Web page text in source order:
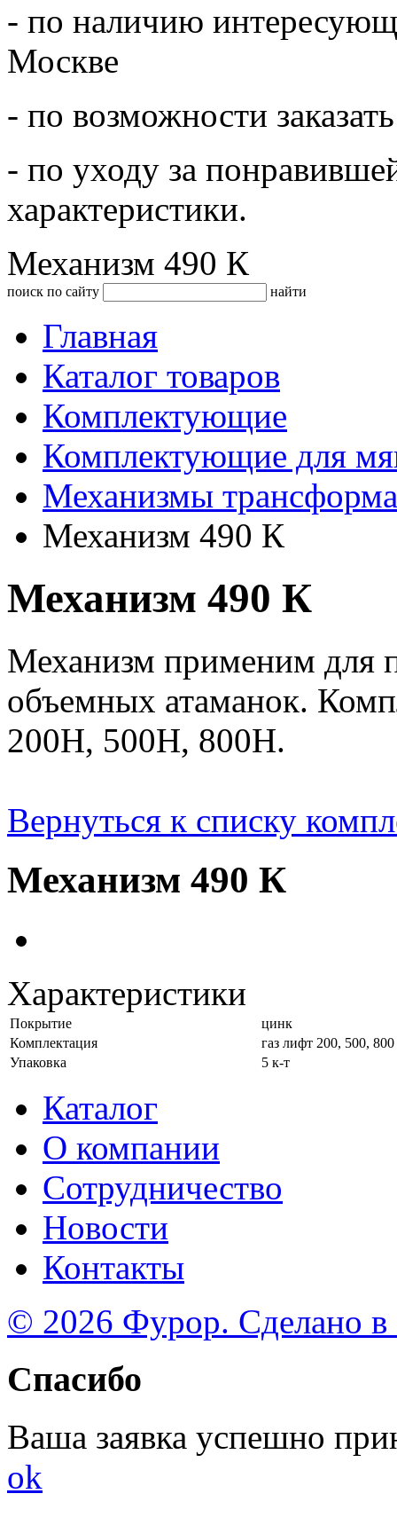
- по наличию
Москве
- по возможности
- по уходу за
характеристики.
Механизм 490 К
поиск по сайту найти
Главная
Каталог товаров
Комплектующие
Комплектующие для
Механизмы
Механизм 490 К
Механизм 490 К
Механизм применим для
объемных атаманок.
200Н, 500Н, 800Н.
Вернуться к списку
Механизм 490 К
Характеристики
Покрытие
цинк
Комплектация
газ лифт 200, 500, 800
Упаковка
5 к-т
Каталог
О компании
Сотрудничество
Новости
Контакты
© 2026 Фурор. Сделано в
Спасибо
Ваша заявка успешно
ok